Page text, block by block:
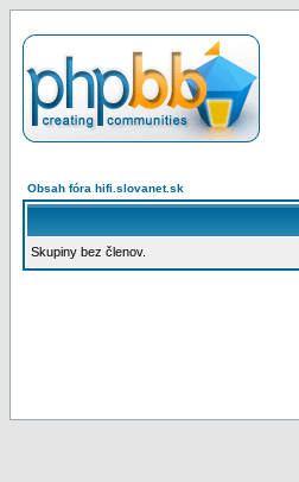
Obsah fóra hifi.slovanet.sk
Skupiny bez členov.